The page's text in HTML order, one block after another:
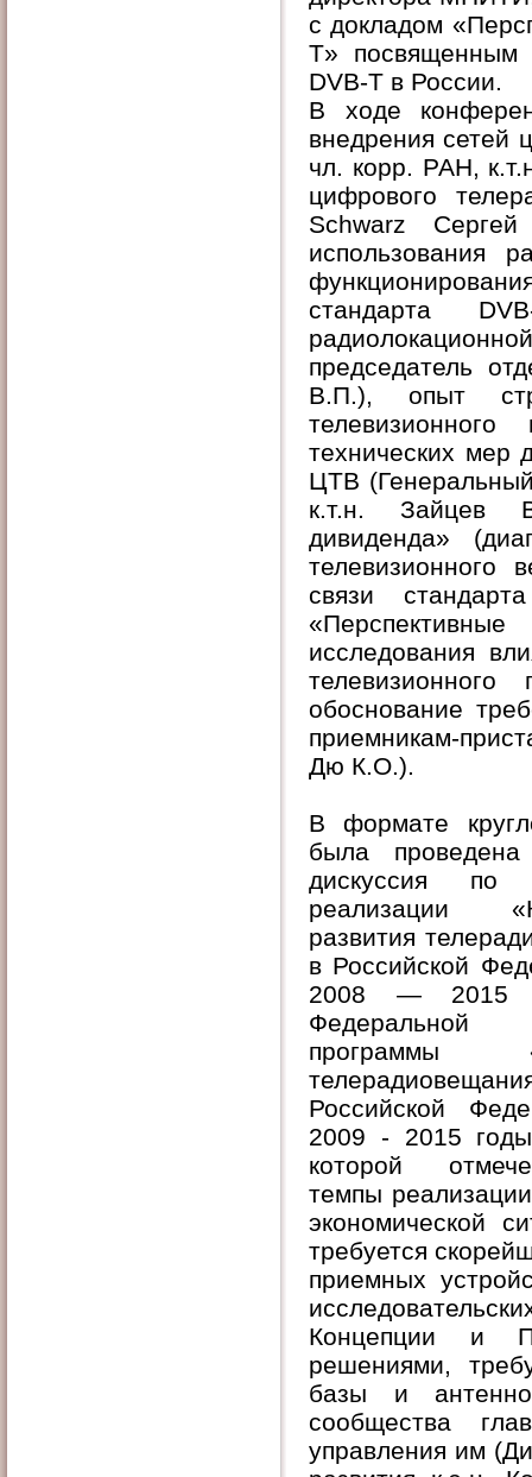
с докладом
T» посвященным
DVB-T в России.
В ходе
внедрения сетей
чл. корр. РАН,
цифрового
Schwarz Сергей
использования
стандарта
председатель
В.П.), опыт
технических мер
ЦТВ
к.т.н. Зайцев
дивиденда»
связи
исследования
обоснование
приемникам-
Дю К.О.).
В формате
была проведена
дискуссия по
реализации
развития
в Российской
2008 — 2015
Федеральной
программы
Российской
2009 - 2015
которой
темпы
экономической
требуется
приемных
Концепции и
решениями,
базы и
сообщества
управления им